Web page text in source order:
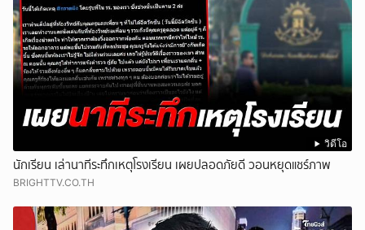
วิดีโอ
นักเรียน เล่านาทีระทึกเหตุโรงเรียน เผยปลอดภัยดี วอนหยุดแชร์ภาพ
BRIGHTTV.CO.TH